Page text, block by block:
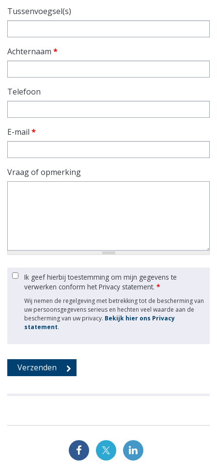
Tussenvoegsel(s)
Achternaam *
Telefoon
E-mail *
Vraag of opmerking
Ik geef hierbij toestemming om mijn gegevens te
verwerken conform het Privacy statement. *
Wij nemen de regelgeving met betrekking tot de bescherming van
uw persoonsgegevens serieus en hechten veel waarde aan de
bescherming van uw privacy. Bekijk hier ons Privacy
statement.